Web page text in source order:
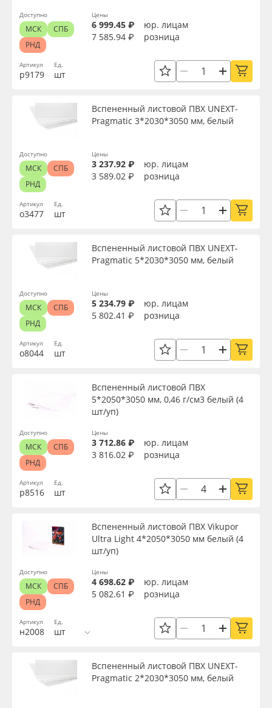
Артикул
р9179
Ед.
шт
Цены
6 999.45 ₽
юр. лицам
7 585.94 ₽
розница
Доступно
МСК
СПБ
РНД
Артикул
о3477
Вспененный листовой ПВХ UNEXT-
Pragmatic 3*2030*3050 мм, белый
Ед.
шт
Цены
3 237.92 ₽
юр. лицам
3 589.02 ₽
розница
Доступно
МСК
СПБ
РНД
Артикул
о8044
Вспененный листовой ПВХ UNEXT-
Pragmatic 5*2030*3050 мм, белый
Ед.
шт
Цены
5 234.79 ₽
юр. лицам
5 802.41 ₽
розница
Доступно
МСК
СПБ
РНД
Артикул
р8516
Вспененный листовой ПВХ
5*2050*3050 мм, 0,46 г/см3 белый (4
шт/уп)
Ед.
шт
Цены
3 712.86 ₽
юр. лицам
3 816.02 ₽
розница
Доступно
МСК
СПБ
РНД
Артикул
н2008
Вспененный листовой ПВХ Vikupor
Ultra Light 4*2050*3050 мм белый (4
шт/уп)
Ед.
шт
Цены
4 698.62 ₽
юр. лицам
5 082.61 ₽
розница
Доступно
МСК
СПБ
РНД
Вспененный листовой ПВХ UNEXT-
Pragmatic 2*2030*3050 мм, белый